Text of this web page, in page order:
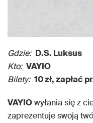
Gdzie: D.S. Luksus
Kto: VAYIO
Bilety: 10 zł, zapłać
VAYIOwyłania się z
zaprezentuje swoją